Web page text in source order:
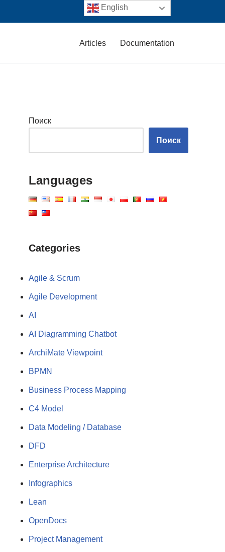
Articles Documentation
Поиск
Поиск
Languages
Categories
Agile & Scrum
Agile Development
AI
AI Diagramming Chatbot
ArchiMate Viewpoint
BPMN
Business Process Mapping
C4 Model
Data Modeling / Database
DFD
Enterprise Architecture
Infographics
Lean
OpenDocs
Project Management
English